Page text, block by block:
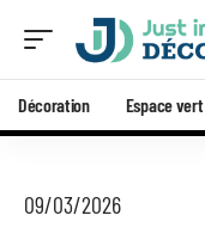
Décoration Espace vert
09/03/2026